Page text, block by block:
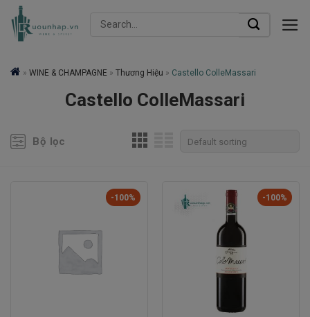
Skip
Search
» WINE & CHAMPAGNE » Thương Hiệu » Castello ColleMassari
Castello ColleMassari
Bộ lọc
-100% -100%